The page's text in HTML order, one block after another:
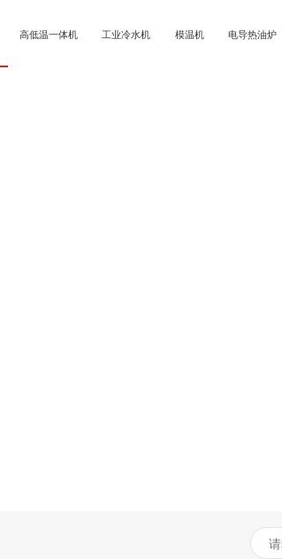
高低温一体机 工业冷水机 模温机 电导热油炉